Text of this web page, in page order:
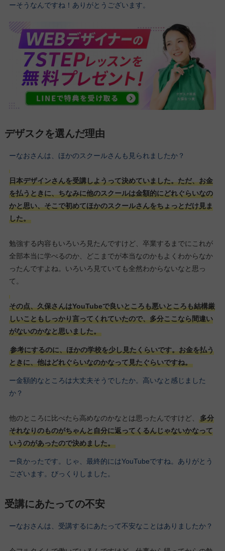
ーそうなんですね！ありがとうございます。
デザスクを選んだ理由
ーなおさんは、ほかのスクールさんも見られましたか？
日本デザインさんを受講しようって決めていました。ただ、お金
を払うときに、ちなみに他のスクールは金額的にどれぐらいなの
かと思い、そこで初めてほかのスクールさんをちょっとだけ見ま
した。
勉強する内容もいろいろ見たんですけど、卒業するまでにこれが
全部本当に学べるのか、どこまでが本当なのかもよくわからなか
ったんですよね。いろいろ見ていても全然わからないなと思っ
て。
その点、久保さんはYouTubeで良いところも悪いところも結構厳
しいこともしっかり言ってくれていたので、多分ここなら間違い
がないのかなと思いました。
参考にするのに、ほかの学校を少し見たくらいです。お金を払う
ときに、他はどれぐらいなのかなって見たぐらいですね。
ー金額的なところは大丈夫そうでしたか。高いなと感じました
か？
他のところに比べたら高めなのかなとは思ったんですけど、
多分
それなりのものがちゃんと自分に返ってくるんじゃないかなって
いうのがあったので決めました。
ー良かったです。じゃ、最終的にはYouTubeですね。ありがとう
ございます。びっくりしました。
受講にあたっての不安
ーなおさんは、受講するにあたって不安なことはありましたか？